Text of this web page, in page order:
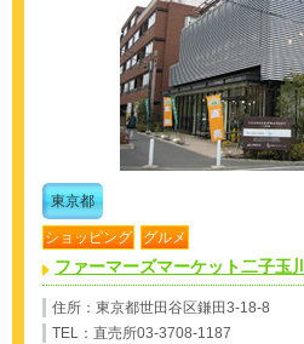
東京都
ショッピング グルメ
ファーマーズマーケット二子玉川
住所：東京都世田谷区鎌田3-18-8
TEL：直売所03-3708-1187